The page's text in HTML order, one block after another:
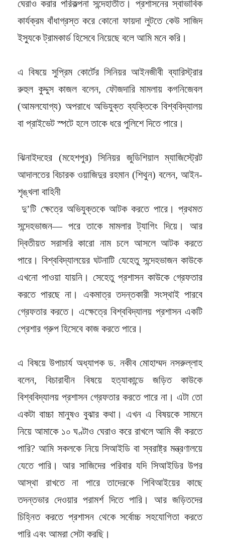
ঘেরাও করার পরিকল্পনা সন্দেহাতীত। প্রশাসনের স্বাভাবিক
কার্যক্রম বাঁধাগ্রস্ত করে কোনো ফায়দা লুটতে কেউ সাজিদ
ইস্যুকে ট্রামকার্ড হিসেবে নিয়েছে বলে আমি মনে করি।
এ বিষয়ে সুপ্রিম কোর্টের সিনিয়র আইনজীবী ব্যারিস্ট্রার
রুহুল কুদ্দুস কাজল বলেন, ফৌজদারি মামলায় কগনিজেবল
(আমলযোগ্য) অপরাধে অভিযুক্ত ব্যক্তিকে বিশ্ববিদ্যালয়
বা প্রাইভেট স্পটে হলে তাকে ধরে পুলিশে দিতে পারে।
ঝিনাইদহের (মহেশপুর) সিনিয়র জুডিশিয়াল ম্যাজিস্ট্রেট
আদালতের বিচারক ওয়াজিদুর রহমান (শিথুন) বলেন, আইন-
শৃঙ্খলা বাহিনী
দু’টি ক্ষেত্রে অভিযুক্তকে আটক করতে পারে। প্রথমত
সন্দেহভাজন— পরে তাকে মামলার ট্যাগিং দিয়ে। আর
দ্বিতীয়ত সরাসরি কারো নাম চলে আসলে আটক করতে
পারে। বিশ্ববিদ্যালয়ের ঘটনাটি যেহেতু সন্দেহভাজন কাউকে
এখনো পাওয়া যায়নি। সেহেতু প্রশাসন কাউকে গ্রেফতার
করতে পারছে না। একমাত্র তদন্তকারী সংস্থাই পারবে
গ্রেফতার করতে। এক্ষেত্রে বিশ্ববিদ্যালয় প্রশাসন একটি
প্রেশার গ্রুপ হিসেবে কাজ করতে পারে।
এ বিষয়ে উপাচার্য অধ্যাপক ড. নকীব মোহাম্মদ নসরুল্লাহ
বলেন, বিচারাধীন বিষয়ে হত্যাকান্ডে জড়িত কাউকে
বিশ্ববিদ্যালয় প্রশাসন গ্রেফতার করতে পারে না। এটা তো
একটা বাচ্চা মানুষও বুঝার কথা। এখন এ বিষয়কে সামনে
নিয়ে আমাকে ১০ ঘণ্টাও ঘেরাও করে রাখলে আমি কী করতে
পারি? আমি সকলকে নিয়ে সিআইডি বা স্বরাষ্ট্র মন্ত্রণালয়ে
যেতে পারি। আর সাজিদের পরিবার যদি সিআইডির উপর
আস্থা রাখতে না পারে তাদেরকে পিবিআইয়ের কাছে
তদন্তভার দেওয়ার পরামর্শ দিতে পারি। আর জড়িতদের
চিহ্নিত করতে প্রশাসন থেকে সর্বোচ্চ সহযোগিতা করতে
পারি এবং আমরা সেটা করছি।